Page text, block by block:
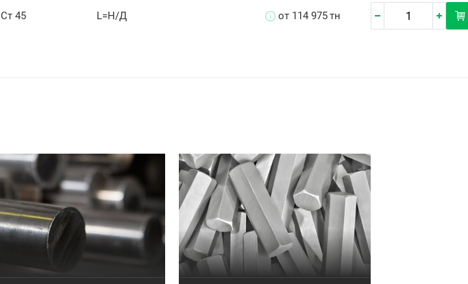
Ст 45 L=Н/Д от 114 975тн